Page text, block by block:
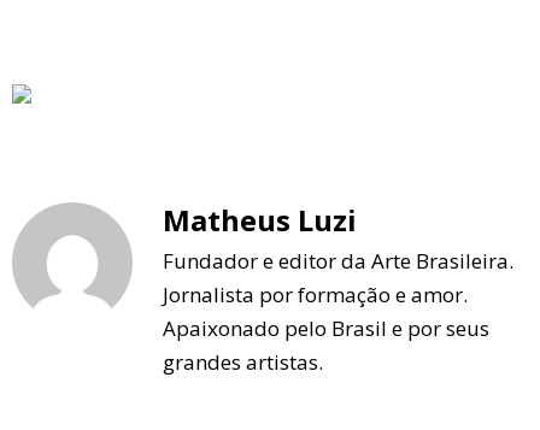
Matheus Luzi
Fundador e editor da Arte Brasileira.
Jornalista por formação e amor.
Apaixonado pelo Brasil e por seus
grandes artistas.